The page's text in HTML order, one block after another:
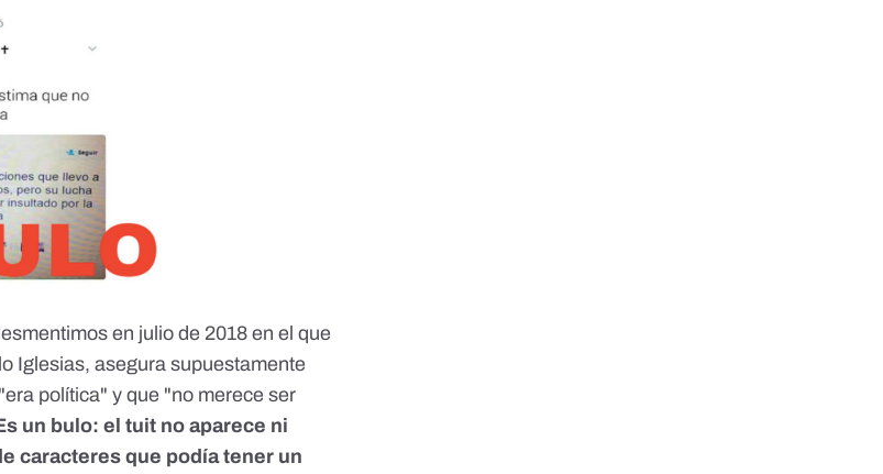
en julio de 2018 en el que
Iglesias, asegura supuestamente
política" y que "no merece ser
un bulo: el tuit no aparece ni
caracteres que podía tener un